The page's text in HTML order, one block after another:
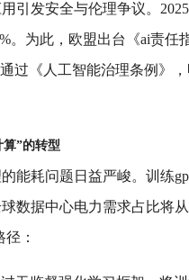
引发安全与伦理争议。
。为此，欧盟出台《ai责任
过《人工智能治理条例》
算”的转型
能耗问题日益严峻。训练
数据中心电力需求占比将
：